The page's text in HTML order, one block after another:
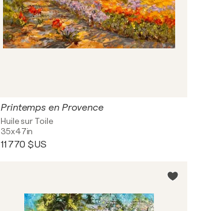
Printemps en Provence
Huile sur Toile
35x47in
11 770 $US